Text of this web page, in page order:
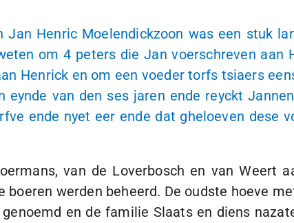
Henric Moelendickzoon was een stuk
om 4 peters die Jan voerschreven aan
Henrick en om een voeder torfs tsiaers
van den ses jaren ende reyckt
ende nyet eer ende dat gheloeven dese
van de Loverbosch en van Weert
werden beheerd. De oudste hoeve
en de familie Slaats en diens